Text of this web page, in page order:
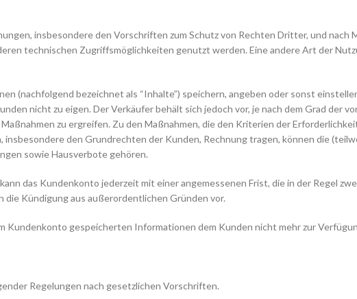
insbesondere den Vorschriften zum Schutz von Rechten Dritter, und nach
technischen Zugriffsmöglichkeiten genutzt werden. Eine andere Art der
(nachfolgend bezeichnet als “Inhalte”) speichern, angeben oder sonst
nicht zu eigen. Der Verkäufer behält sich jedoch vor, je nach dem Grad der
zu ergreifen. Zu den Maßnahmen, die den Kriterien der
den Grundrechten der Kunden, Rechnung tragen, können die
sowie Hausverbote gehören.
das Kundenkonto jederzeit mit einer angemessenen Frist, die in der Regel
die Kündigung aus außerordentlichen Gründen vor.
gespeicherten Informationen dem Kunden nicht mehr zur
Regelungen nach gesetzlichen Vorschriften.